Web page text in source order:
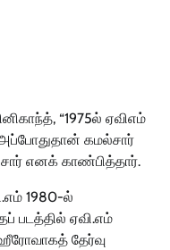
“1975ல் ஏவிஎம்
அப்போதுதான் கமல்சார்
எனக் காண்பித்தார்.
1980-ல்
படத்தில் ஏவி.எம்
தேர்வு